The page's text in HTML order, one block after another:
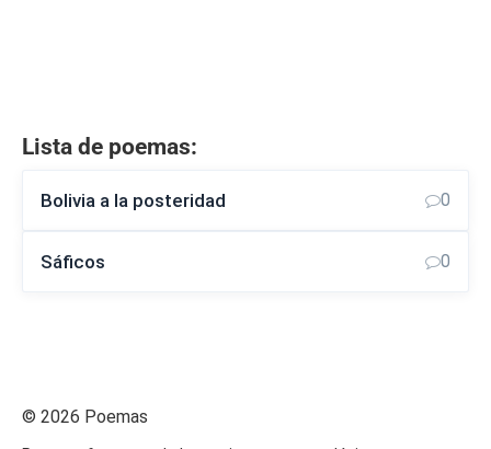
Lista de poemas:
Bolivia a la posteridad 0
Sáficos 0
© 2026 Poemas